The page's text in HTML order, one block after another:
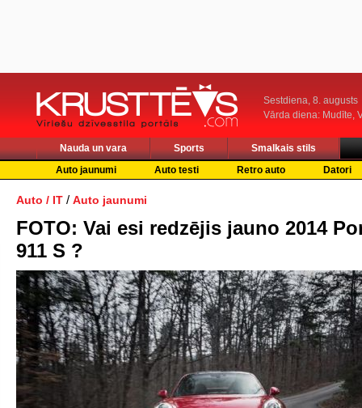
Sestdiena, 8. augusts
Vārda diena: Mudīte,
Nauda un vara Sports
Smalkais stils
Auto jaunumi
Auto testi Retro auto Datori
Auto / IT / Auto jaunumi
FOTO: Vai esi redzējis jauno 2014
911 S ?